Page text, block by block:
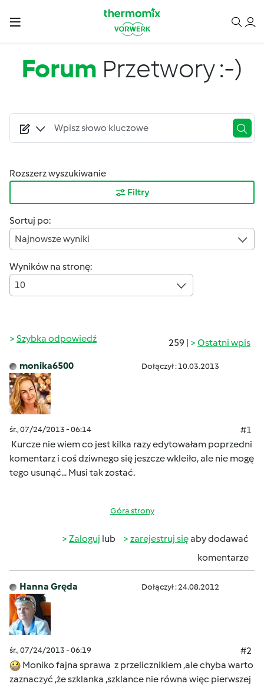
Forum Przetwory :-)
Rozszerz wyszukiwanie
Filtry
Sortuj po:
Najnowsze wyniki
Wyników na stronę:
10
259 | Ostatni wpis
Szybka odpowiedź
monika6500 Dołączył : 10.03.2013
śr., 07/24/2013 - 06:14
#1
Kurcze nie wiem co jest kilka razy edytowałam poprzedni
komentarz i coś dziwnego się jeszcze wkleiło, ale nie mogę
tego usunąć... Musi tak zostać.
Góra strony
Zaloguj lub zarejestruj sięaby dodawać
komentarze
Hanna Gręda Dołączył : 24.08.2012
śr., 07/24/2013 - 06:19
#2
Moniko fajna sprawa z przelicznikiem ,ale chyba warto
zaznaczyć ,że szklanka ,szklance nie równa więc pierwszej